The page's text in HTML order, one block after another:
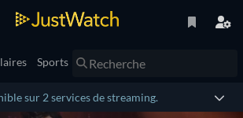
Sports
sur 2 services de streaming.